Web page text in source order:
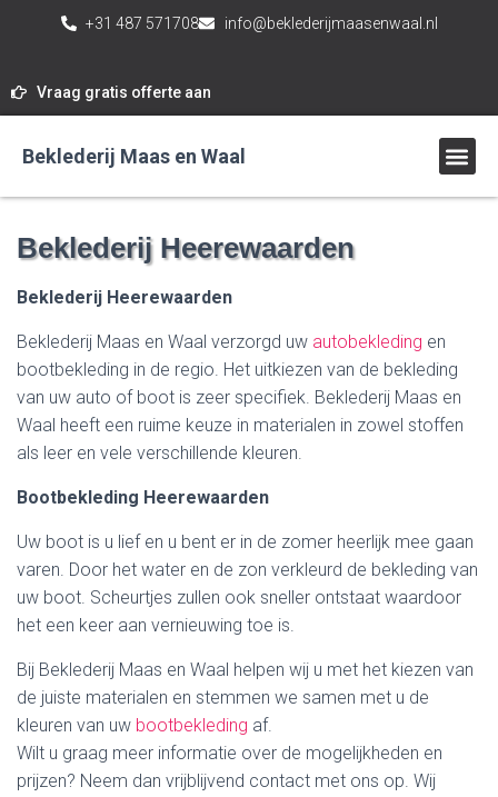
+31 487 571708 info@beklederijmaasenwaal.nl
Vraag gratis offerte aan
Beklederij Maas en Waal
Beklederij Heerewaarden
Beklederij Heerewaarden
Beklederij Maas en Waal verzorgd uw autobekleding en
bootbekleding in de regio. Het uitkiezen van de bekleding
van uw auto of boot is zeer specifiek. Beklederij Maas en
Waal heeft een ruime keuze in materialen in zowel stoffen
als leer en vele verschillende kleuren.
Bootbekleding Heerewaarden
Uw boot is u lief en u bent er in de zomer heerlijk mee gaan
varen. Door het water en de zon verkleurd de bekleding van
uw boot. Scheurtjes zullen ook sneller ontstaat waardoor
het een keer aan vernieuwing toe is.
Bij Beklederij Maas en Waal helpen wij u met het kiezen van
de juiste materialen en stemmen we samen met u de
kleuren van uw bootbekleding af.
Wilt u graag meer informatie over de mogelijkheden en
prijzen? Neem dan vrijblijvend contact met ons op. Wij